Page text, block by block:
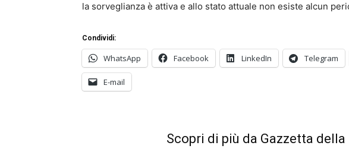
la sorveglianza è attiva e allo stato attuale non esiste alcun
Condividi:
WhatsApp Facebook LinkedIn Telegram
E-mail
Scopri di più da Gazzetta